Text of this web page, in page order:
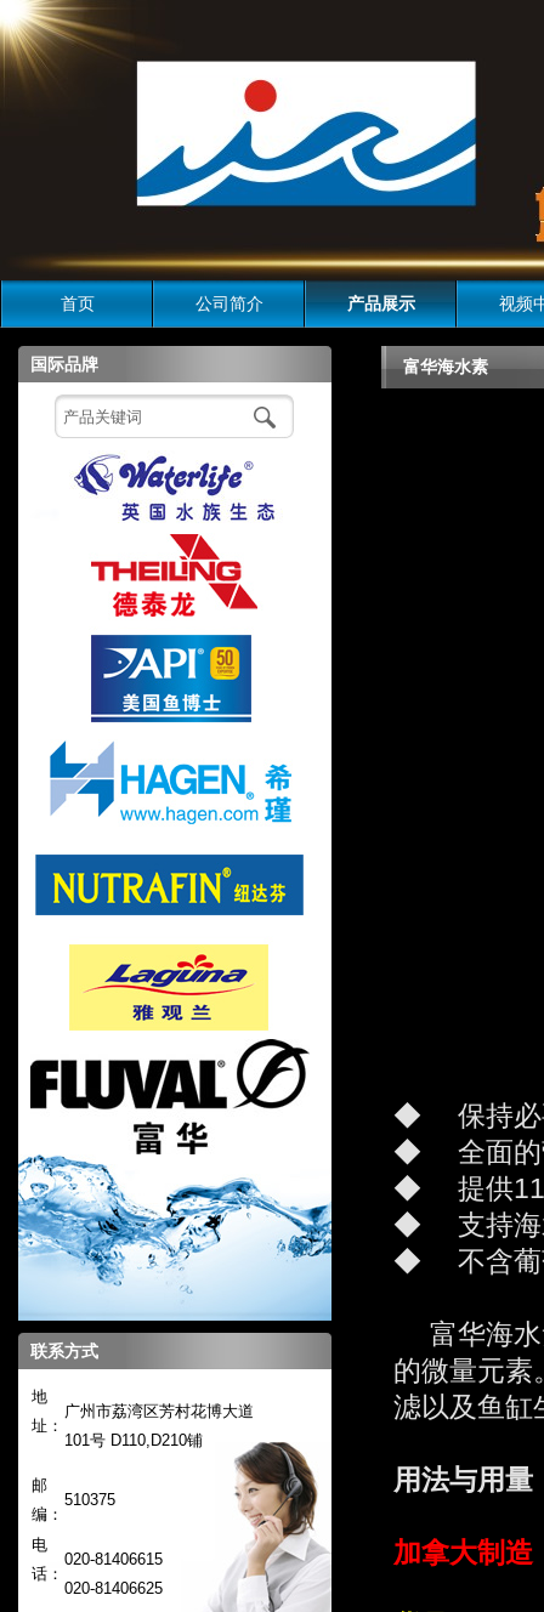
首页 公司简介 产品展示 视频
国际品牌
联系方式
地
址：
广州市荔湾区芳村花博大道
101号 D110,D210铺
邮
编：
510375
电
话：
020-81406615
020-81406625
富华海水素
◆ 保持
◆ 全面的
◆ 提供11
◆ 支持海
◆ 不含葡
富华海水
的微量元素
滤以及鱼缸
用法与用量
加拿大制造